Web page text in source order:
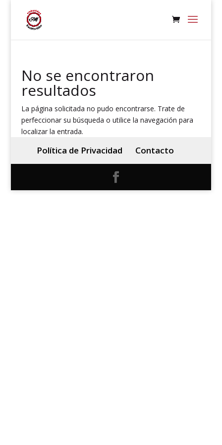
No se encontraron
resultados
La página solicitada no pudo encontrarse. Trate de
perfeccionar su búsqueda o utilice la navegación para
localizar la entrada.
Política de Privacidad Contacto